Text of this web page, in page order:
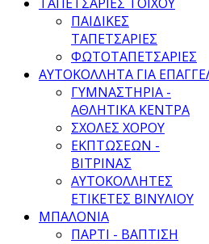
ΠΑΙΔΙΚΕΣ
ΤΑΠΕΤΣΑΡΙΕΣ
ΦΩΤΟΤΑΠΕΤΣΑΡΙΕΣ
ΑΥΤΟΚΟΛΛΗΤΑ ΓΙΑ
ΓΥΜΝΑΣΤΗΡΙΑ -
ΑΘΛΗΤΙΚΑ ΚΕΝΤΡΑ
ΣΧΟΛΕΣ ΧΟΡΟΥ
ΕΚΠΤΩΣΕΩΝ -
ΒΙΤΡΙΝΑΣ
ΑΥΤΟΚΟΛΛΗΤΕΣ
ΕΤΙΚΕΤΕΣ ΒΙΝΥΛΙΟΥ
ΜΠΑΛΟΝΙΑ
ΠΑΡΤΙ - ΒΑΠΤΙΣΗ